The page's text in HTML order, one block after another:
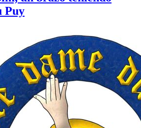
Puy